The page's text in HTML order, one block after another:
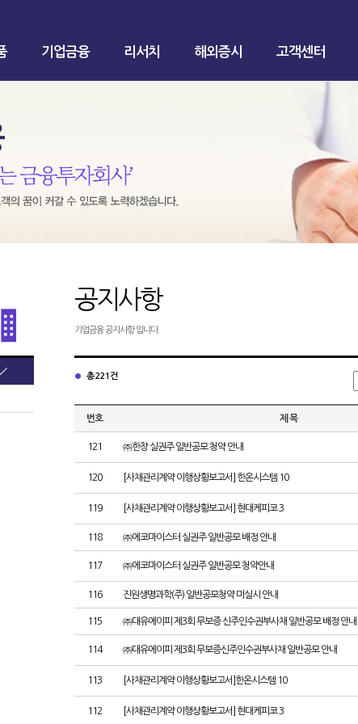
기업금융 리서치 해외증시 고객센터
공지사항
기업금융 공지사항 입니다.
총 221건
번호 제 목
121 ㈜한창 실권주 일반공모 청약 안내
120 [사채관리계약 이행상황보고서] 한온시스템 10
119 [사채관리계약 이행상황보고서] 현대케피코 3
118 ㈜에코마이스터 실권주 일반공모 배정 안내
117 ㈜에코마이스터 실권주 일반공모 청약안내
116 진원생명과학(주) 일반공모청약 미실시 안내
115 ㈜대유에이피 제3회 무보증 신주인수권부사채 일반공모 배정 안내
114 ㈜대유에이피 제3회 무보증신주인수권부사채 일반공모 안내
113 [사채관리계약 이행상황보고서]한온시스템 10
112 [사채관리계약 이행상황보고서] 현대케피코 3